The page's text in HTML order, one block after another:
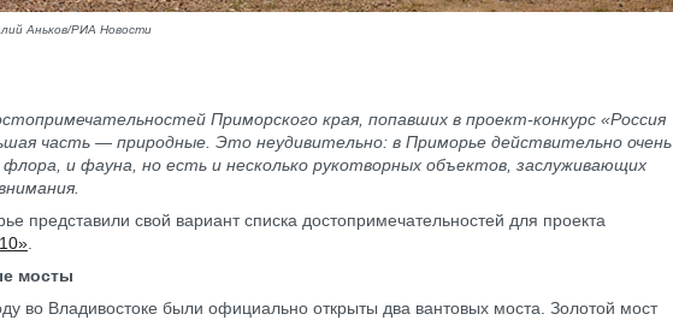
Аньков/РИА Новости
Приморского края, попавших в проект-конкурс «Россия
часть — природные. Это неудивительно: в Приморье действительно очень
флора, и фауна, но есть и несколько рукотворных объектов, заслуживающих
представили свой вариант списка достопримечательностей для проекта
мосты
во Владивостоке были официально открыты два вантовых моста. Золотой мост